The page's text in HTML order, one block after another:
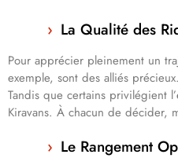
La Qualité des
Pour apprécier pleinement un
exemple, sont des alliés
Tandis que certains privilégient l’
Kiravans. À chacun de décider,
Le Rangement